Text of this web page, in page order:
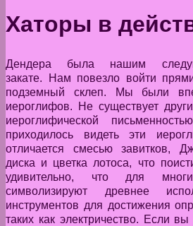
Хаторы в
Дендера была нашим
закате. Нам повезло войти
подземный склеп. Мы были
иероглифов. Не существует
иероглифической
приходилось видеть эти
отличается смесью завитков,
диска и цветка лотоса, что
удивительно, что для
символизируют древнее
инструментов для достижения
таких как электричество. Если